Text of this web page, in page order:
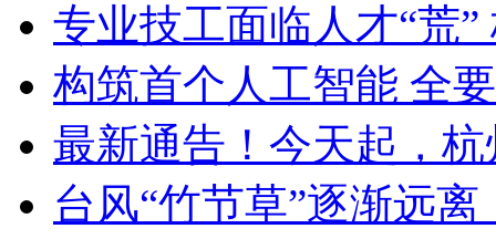
专业技工面临人才“荒
构筑首个人工智能 全
最新通告！今天起，
台风“竹节草”逐渐远